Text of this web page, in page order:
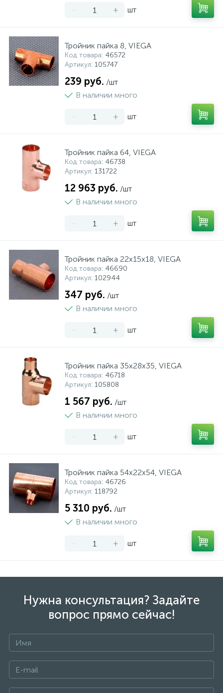
- + шт
Тройник пайка 8, VIEGA
Код товара: 46572
Артикул: 105747
239 руб. /шт
В наличии много
- + шт
Тройник пайка 64, VIEGA
Код товара: 46738
Артикул: 131722
12 963 руб. /шт
В наличии много
- + шт
Тройник пайка 22х15х18, VIEGA
Код товара: 46690
Артикул: 102944
347 руб. /шт
В наличии много
- + шт
Тройник пайка 35х28х35, VIEGA
Код товара: 46718
Артикул: 105808
1 567 руб. /шт
В наличии много
- + шт
Тройник пайка 54х22х54, VIEGA
Код товара: 46726
Артикул: 118792
5 310 руб. /шт
В наличии много
- + шт
Нужна консультация? Задайте
вопрос прямо сейчас!